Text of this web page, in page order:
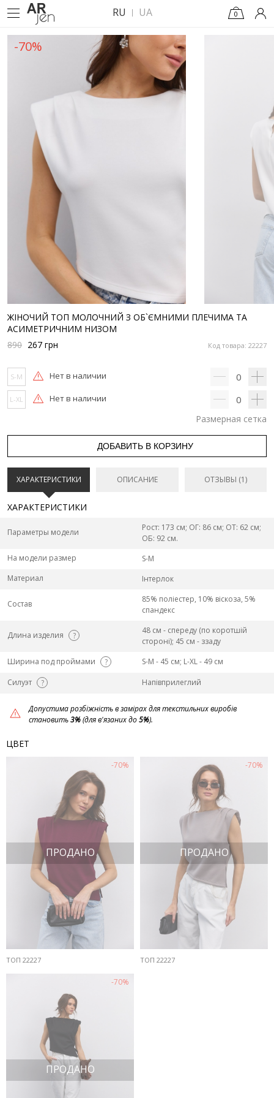
RU UA 0
-70%
ЖІНОЧИЙ ТОП МОЛОЧНИЙ З ОБ`ЄМНИМИ ПЛЕЧИМА ТА
АСИМЕТРИЧНИМ НИЗОМ
Код товара: 22227
890 267 грн
S-M Нет в наличии 0
L-XL Нет в наличии 0
Размерная сетка
ДОБАВИТЬ В КОРЗИНУ
ХАРАКТЕРИСТИКИ ОПИСАНИЕ ОТЗЫВЫ (1)
ХАРАКТЕРИСТИКИ
Параметры модели
Рост: 173 см; ОГ: 86 см; ОТ: 62 см;
ОБ: 92 см.
На модели размер
S-M
Материал
Інтерлок
Состав
85% поліестер, 10% віскоза, 5%
спандекс
Длина изделия ?
48 см - спереду (по коротшій
стороні); 45 см - ззаду
Ширина под проймами
?
S-M - 45 см; L-ХL - 49 см
Силуэт
? Напівприлеглий
Допустима розбіжність в замірах для текстильних виробів
становить3%(для в'язаних до5%).
ЦВЕТ
-70%
ПРОДАНО
ТОП 22227
-70%
ПРОДАНО
ТОП 22227
-70%
ПРОДАНО